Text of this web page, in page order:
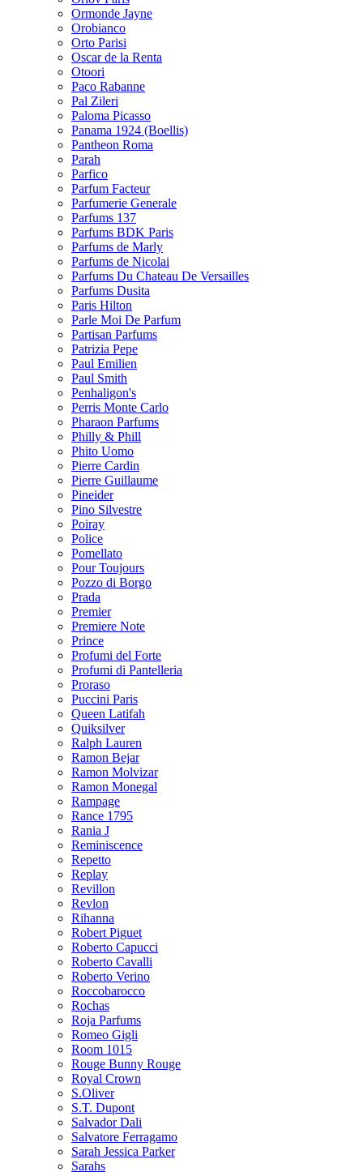
Ormonde Jayne
Orobianco
Orto Parisi
Oscar de la Renta
Otoori
Paco Rabanne
Pal Zileri
Paloma Picasso
Panama 1924 (Boellis)
Pantheon Roma
Parah
Parfico
Parfum Facteur
Parfumerie Generale
Parfums 137
Parfums BDK Paris
Parfums de Marly
Parfums de Nicolai
Parfums Du Chateau De Versailles
Parfums Dusita
Paris Hilton
Parle Moi De Parfum
Partisan Parfums
Patrizia Pepe
Paul Emilien
Paul Smith
Penhaligon's
Perris Monte Carlo
Pharaon Parfums
Philly & Phill
Phito Uomo
Pierre Cardin
Pierre Guillaume
Pineider
Pino Silvestre
Poiray
Police
Pomellato
Pour Toujours
Pozzo di Borgo
Prada
Premier
Premiere Note
Prince
Profumi del Forte
Profumi di Pantelleria
Proraso
Puccini Paris
Queen Latifah
Quiksilver
Ralph Lauren
Ramon Bejar
Ramon Molvizar
Ramon Monegal
Rampage
Rance 1795
Rania J
Reminiscence
Repetto
Replay
Revillon
Revlon
Rihanna
Robert Piguet
Roberto Capucci
Roberto Cavalli
Roberto Verino
Roccobarocco
Rochas
Roja Parfums
Romeo Gigli
Room 1015
Rouge Bunny Rouge
Royal Crown
S.Oliver
S.T. Dupont
Salvador Dali
Salvatore Ferragamo
Sarah Jessica Parker
Sarahs